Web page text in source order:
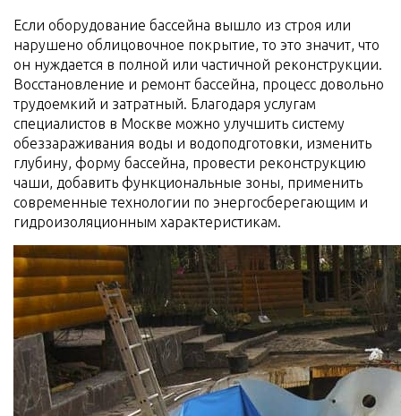
Если оборудование бассейна вышло из строя или
нарушено облицовочное покрытие, то это значит, что
он нуждается в полной или частичной реконструкции.
Восстановление и ремонт бассейна, процесс довольно
трудоемкий и затратный. Благодаря услугам
специалистов в Москве можно улучшить систему
обеззараживания воды и водоподготовки, изменить
глубину, форму бассейна, провести реконструкцию
чаши, добавить функциональные зоны, применить
современные технологии по энергосберегающим и
гидроизоляционным характеристикам.